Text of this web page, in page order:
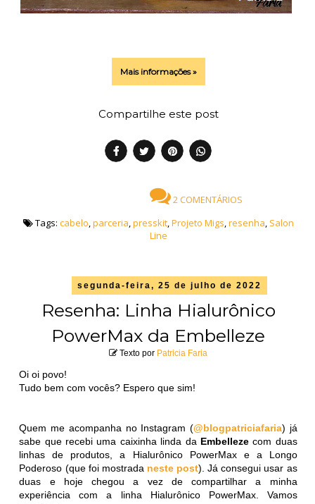
Mais informações »
Compartilhe este post
2 COMENTÁRIOS
Tags: cabelo parceria presskit, Projeto Migs resenha Salon
Line
segunda-feira, 25 de julho de 2022
Resenha: Linha Hialurônico
PowerMax da Embelleze
Texto por Patricia Faria
Oi oi povo!
Tudo bem com vocês? Espero que sim!
Quem me acompanha no Instagram (@blogpatriciafaria) já
sabe que recebi uma caixinha linda da Embellezecom duas
linhas de produtos, a Hialurônico PowerMax e a Longo
Poderoso (que foi mostrada neste post). Já consegui usar as
duas e hoje chegou a vez de compartilhar a minha
experiência com a linha Hialurônico PowerMax. Vamos